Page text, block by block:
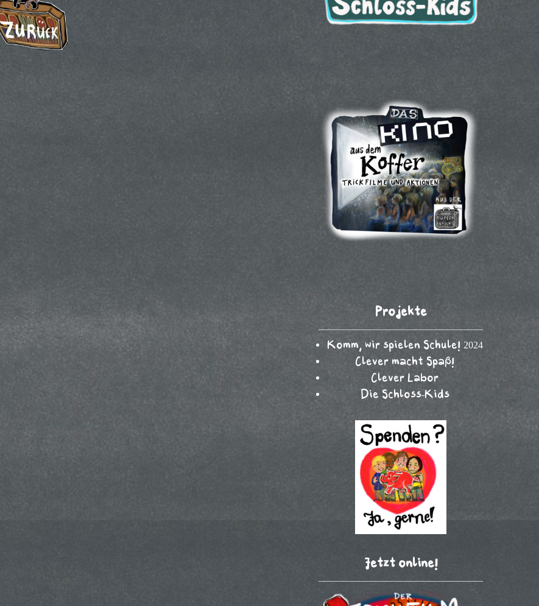
Projekte
Komm, wir spielen Schule! 2024
Clever macht Spaß!
Clever Labor
Die Schloss-Kids
Jetzt online!